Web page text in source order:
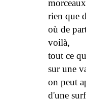
rien que
où de
voilà,
tout ce
sur une
on peut
d'une